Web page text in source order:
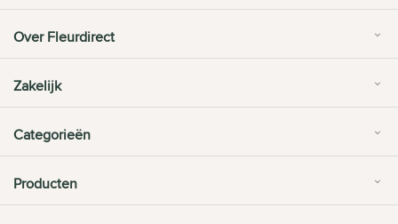
Over Fleurdirect
Zakelijk
Categorieën
Producten